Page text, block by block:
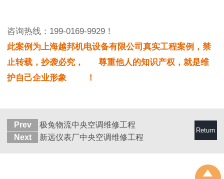
咨询热线：199-0169-9929！
此案例为上海越邦机电设备有限公司真实工程案例，禁
止转载，抄袭必究， 尊重他人的知识产权，就是维
护自己企业形象 ！
Return
Prev
极兔物流中央空调维修工程
Next
新远仪表厂中央空调维修工程